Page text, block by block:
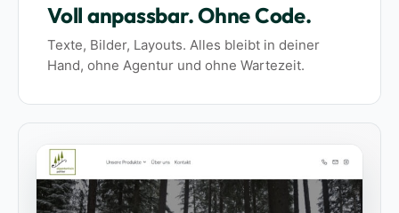
Voll anpassbar. Ohne Code.
Texte, Bilder, Layouts. Alles bleibt in deiner
Hand, ohne Agentur und ohne Wartezeit.